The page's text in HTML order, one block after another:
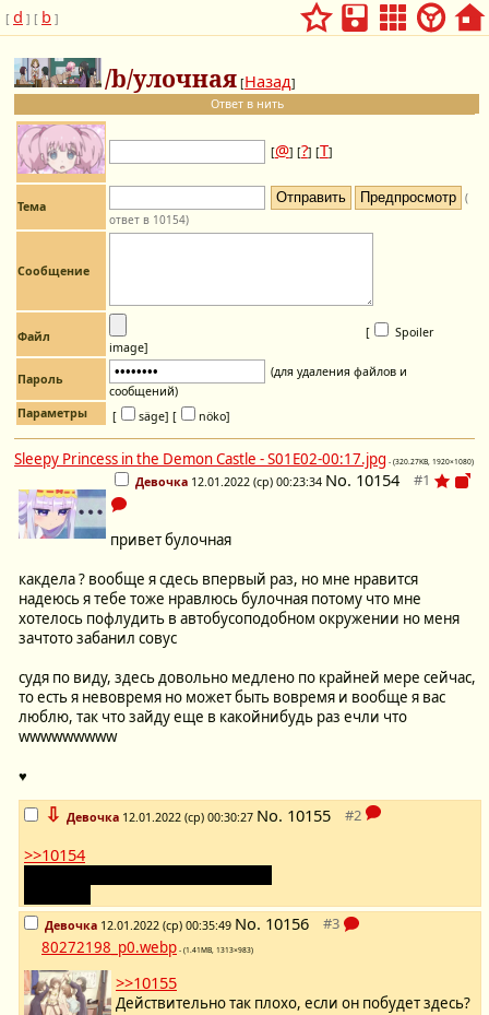
[ d ] [ b ]
/b/улочная [Назад]
Ответ в нить
[@] [?] [Т]
Тема
(
ответ в 10154)
Сообщение
Файл [
Spoiler
image]
Пароль
(для удаления файлов и
сообщений)
Параметры
[ säge] [ nöko]
Sleepy Princess in the Demon Castle - S01E02-00:17.jpg - (320.27KB, 1920×1080)
Девочка 12.01.2022 (ср) 00:23:34 No. 10154
привет булочная
какдела ? вообще я сдесь впервый раз, но мне нравится
надеюсь я тебе тоже нравлюсь булочная потому что мне
хотелось пофлудить в автобусоподобном окружении но меня
зачтото забанил совус
судя по виду, здесь довольно медлено по крайней мере сейчас,
то есть я невовремя но может быть вовремя и вообще я вас
люблю, так что зайду еще в какойнибудь раз ечли что
wwwwwwwww
♥
⇩ Девочка 12.01.2022 (ср) 00:30:27 No. 10155
>>10154
Девочка 12.01.2022 (ср) 00:35:49 No. 10156
80272198_p0.webp - (1.41MB, 1313×983)
>>10155
Действительно так плохо, если он побудет здесь?